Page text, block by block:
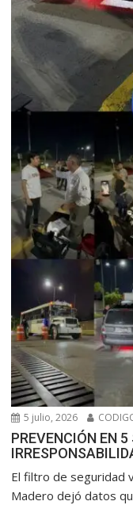
5 julio, 2026
PREVENCIÓN EN
​El filtro de seguridad
Madero dejó datos